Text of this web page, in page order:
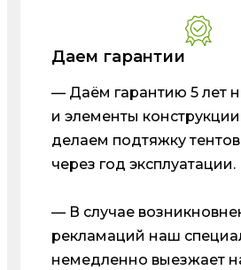
Даем гарантии
— Даём гарантию 5 лет
и элементы
делаем подтяжку тентов
через год эксплуатации.
— В случае
рекламаций наш
немедленно выезжает